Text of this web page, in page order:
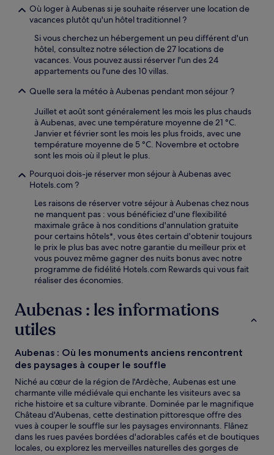
Où loger à Aubenas si je souhaite réserver une location de
vacances plutôt qu'un hôtel traditionnel ?
Si vous cherchez un hébergement un peu différent d'un
hôtel, consultez notre sélection de 27 locations de
vacances. Vous pouvez aussi réserver l'un des 24
appartements ou l'une des 10 villas.
Quelle sera la météo à Aubenas pendant mon séjour ?
Juillet et août sont généralement les mois les plus chauds
à Aubenas, avec une température moyenne de 21 °C.
Janvier et février sont les mois les plus froids, avec une
température moyenne de 5 °C. Novembre et octobre
sont les mois où il pleut le plus.
Pourquoi dois-je réserver mon séjour à Aubenas avec
Hotels.com ?
Les raisons de réserver votre séjour à Aubenas chez nous
ne manquent pas : vous bénéficiez d'une flexibilité
maximale grâce à nos conditions d'annulation gratuite
pour certains hôtels*, vous êtes certain d'obtenir toujours
le prix le plus bas avec notre garantie du meilleur prix et
vous pouvez même gagner des nuits bonus avec notre
programme de fidélité Hotels.com Rewards qui vous fait
réaliser des économies.
Aubenas : les informations
utiles
Aubenas : Où les monuments anciens rencontrent
des paysages à couper le souffle
Niché au cœur de la région de l'Ardèche, Aubenas est une
charmante ville médiévale qui enchante les visiteurs avec sa
riche histoire et sa culture vibrante. Dominée par le magnifique
Château d'Aubenas, cette destination pittoresque offre des
vues à couper le souffle sur les paysages environnants. Flânez
dans les rues pavées bordées d'adorables cafés et de boutiques
locales, ou explorez les merveilles naturelles des gorges de